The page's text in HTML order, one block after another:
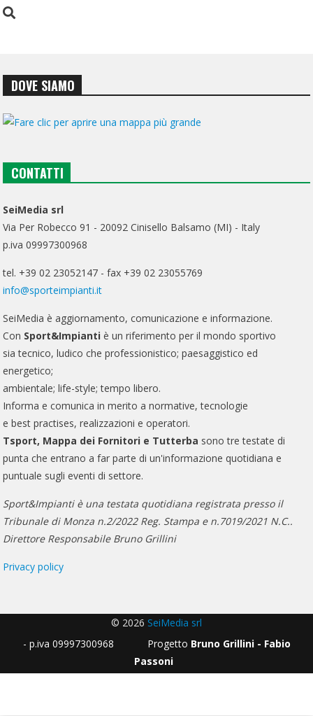
DOVE SIAMO
CONTATTI
SeiMedia srl
Via Per Robecco 91 - 20092 Cinisello Balsamo (MI) - Italy
p.iva 09997300968
tel. +39 02 23052147 - fax +39 02 23055769
info@sporteimpianti.it
SeiMedia è aggiornamento, comunicazione e informazione.
Con Sport&Impianti è un riferimento per il mondo sportivo
sia tecnico, ludico che professionistico; paesaggistico ed
energetico;
ambientale; life-style; tempo libero.
Informa e comunica in merito a normative, tecnologie
e best practises, realizzazioni e operatori.
Tsport, Mappa dei Fornitori e Tutterba sono tre testate di
punta che entrano a far parte di un'informazione quotidiana e
puntuale sugli eventi di settore.
Sport&Impianti è una testata quotidiana registrata presso il
Tribunale di Monza n.2/2022 Reg. Stampa e n.7019/2021 N.C..
Direttore Responsabile Bruno Grillini
Privacy policy
© 2026 SeiMedia srl
- p.iva 09997300968 Progetto Bruno Grillini - Fabio
Passoni